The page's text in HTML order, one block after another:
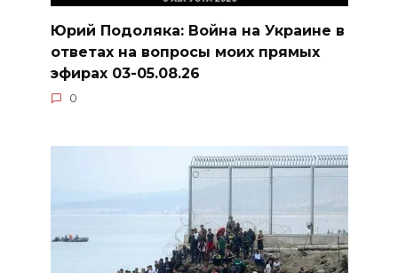
Юрий Подоляка: Война на Украине в
ответах на вопросы моих прямых
эфирах 03-05.08.26
0